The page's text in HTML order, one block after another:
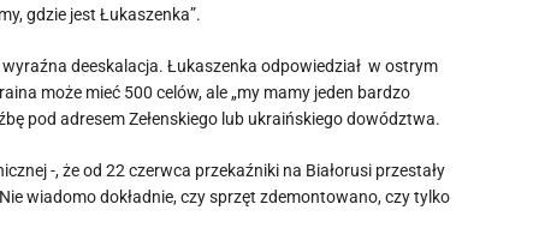
gdzie jest Łukaszenka”.
deeskalacja. Łukaszenka odpowiedział w ostrym
może mieć 500 celów, ale „my mamy jeden bardzo
pod adresem Zełenskiego lub ukraińskiego dowództwa.
-, że od 22 czerwca przekaźniki na Białorusi przestały
wiadomo dokładnie, czy sprzęt zdemontowano, czy tylko